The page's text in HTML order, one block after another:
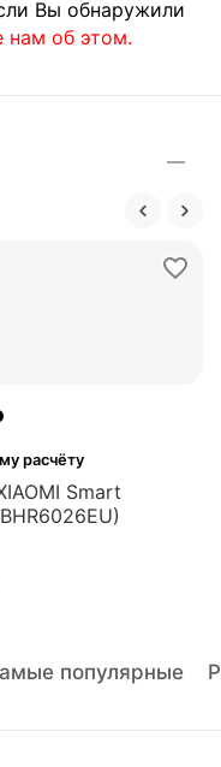
Вы обнаружили
нам об этом.
Smart
расчёту
популярные